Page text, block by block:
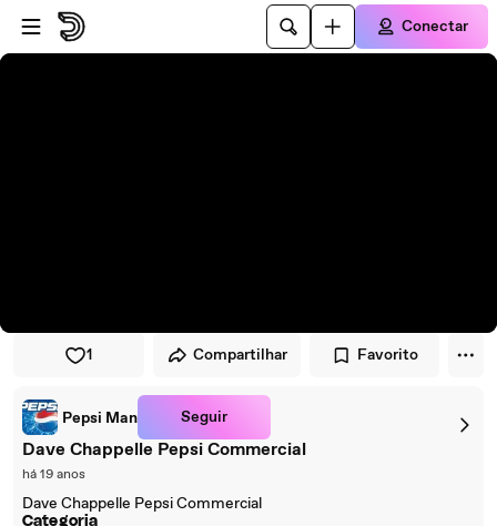
Pular para o player
Ir para o conteúdo principal
Conectar
1 Compartilhar Favorito
Pepsi Man Seguir
Dave Chappelle Pepsi Commercial
há 19 anos
Dave Chappelle Pepsi Commercial
Categoria